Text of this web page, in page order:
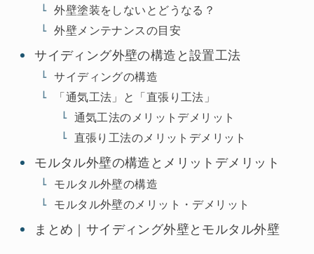
外壁塗装をしないとどうなる？
外壁メンテナンスの目安
サイディング外壁の構造と設置工法
サイディングの構造
「通気工法」と「直張り工法」
通気工法のメリットデメリット
直張り工法のメリットデメリット
モルタル外壁の構造とメリットデメリット
モルタル外壁の構造
モルタル外壁のメリット・デメリット
まとめ｜サイディング外壁とモルタル外壁